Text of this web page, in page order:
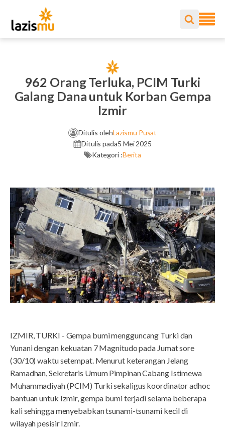
962 Orang Terluka, PCIM Turki
Galang Dana untuk Korban Gempa
Izmir
Ditulis olehLazismu Pusat
Ditulis pada5 Mei 2025
Kategori :Berita
IZMIR, TURKI - Gempa bumi mengguncang Turki dan
Yunani dengan kekuatan 7 Magnitudo pada Jumat sore
(30/10) waktu setempat. Menurut keterangan Jelang
Ramadhan, Sekretaris Umum Pimpinan Cabang Istimewa
Muhammadiyah (PCIM) Turki sekaligus koordinator adhoc
bantuan untuk Izmir, gempa bumi terjadi selama beberapa
kali sehingga menyebabkan tsunami-tsunami kecil di
wilayah pesisir Izmir.